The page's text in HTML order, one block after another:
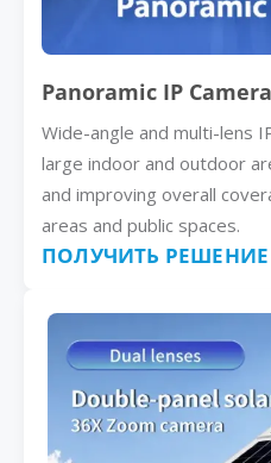
Panoramic IP
Wide-angle and multi-lens
large indoor and outdoor
and improving overall
areas and public spaces.
ПОЛУЧИТЬ РЕШЕНИЕ